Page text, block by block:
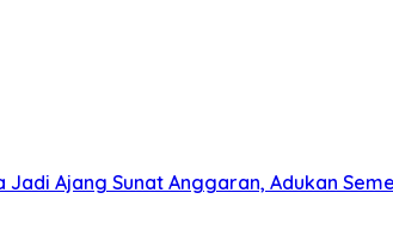
Ajang Sunat Anggaran, Adukan